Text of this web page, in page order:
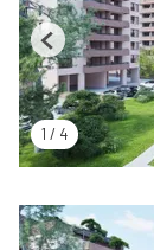
1 / 4
Previous